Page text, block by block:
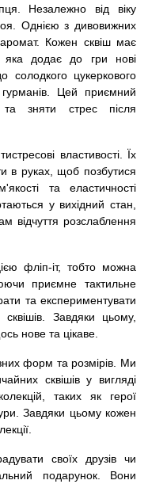
Незалежно від віку
Однією з дивовижних
аромат. Кожен сквіш має
яка додає до гри нові
солодкого цукеркового
Цей приємний
зняти стрес після
властивості. Їх
в руках, щоб позбутися
та еластичності
у вихідний стан,
відчуття розслаблення
фліп-іт, тобто можна
приємне тактильне
та експериментувати
Завдяки цьому,
нове та цікаве.
форм та розмірів. Ми
сквішів у вигляді
таких як герої
Завдяки цьому кожен
своїх друзів чи
подарунок. Вони